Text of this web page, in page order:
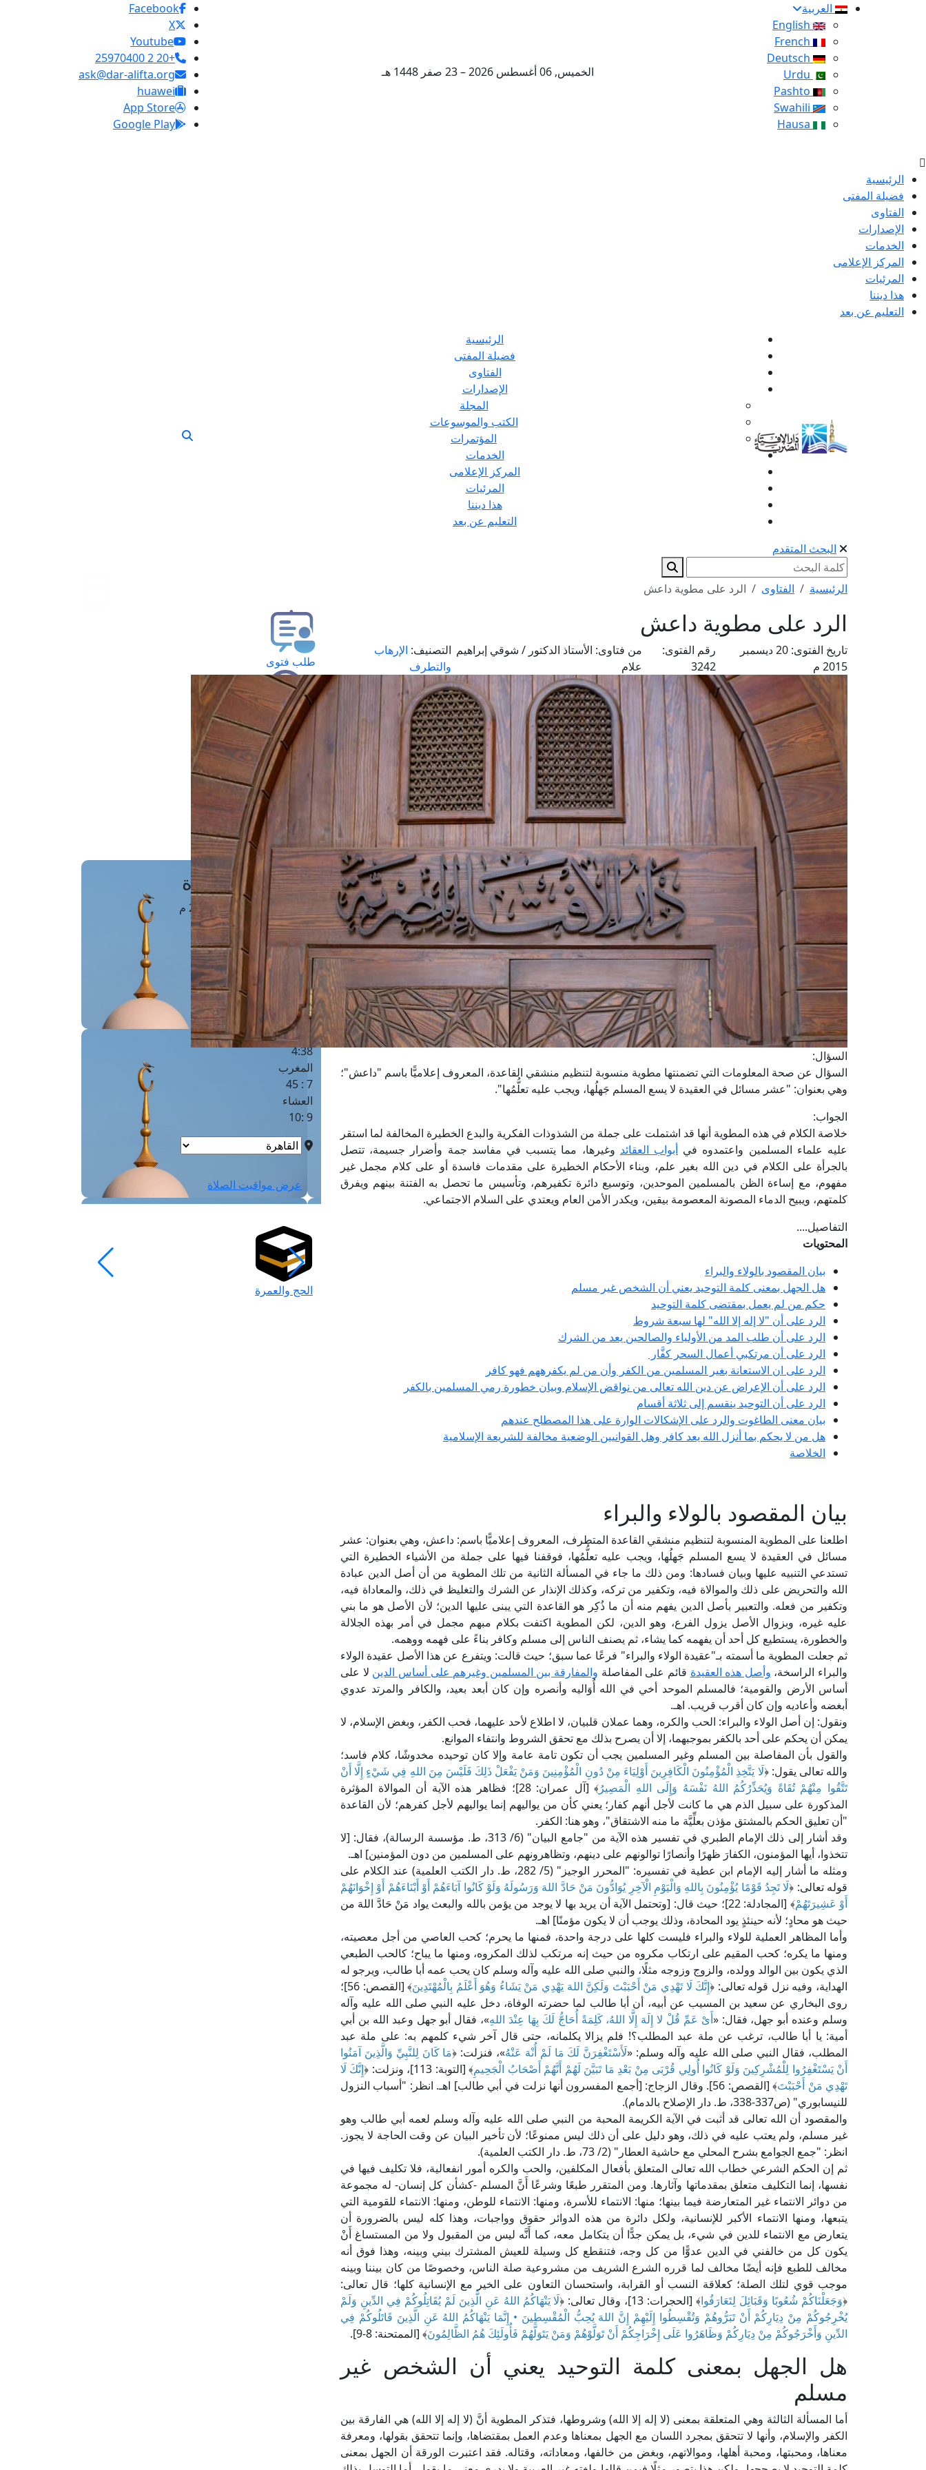
العربية
الخميس, 06 أغسطس 2026 – 23 صفر 1448 هـ
Facebook
X
Youtube
+20 2 25970400
ask@dar-alifta.org
huawei
App Store
Google Play
الرئيسية
فضيلة المفتى
الفتاوى
الإصدارات
الخدمات
المركز الإعلامى
المرئيات
هذا ديننا
التعليم عن بعد
الرئيسية
فضيلة المفتى
الفتاوى
الإصدارات
المجلة
الكتب والموسوعات
المؤتمرات
الخدمات
المركز الإعلامى
المرئيات
هذا ديننا
التعليم عن بعد
البحث المتقدم
الرئيسية الفتاوى الرد على مطوية داعش
الرد على مطوية داعش
تاريخ الفتوى:
20 ديسمبر
2015 م
رقم الفتوى:
3242
من فتاوى: الأستاذ الدكتور / شوقي إبراهيم
علام
التصنيف: الإرهاب
والتطرف
السؤال:
السؤال عن صحة المعلومات التي تضمنتها مطوية منسوبة لتنظيم منشقي القاعدة، المعروف إعلاميًّا باسم "داعش"؛
وهي بعنوان: "عشر مسائل في العقيدة لا يسع المسلم جَهلُها، ويجب عليه تعلُّمُها".
الجواب:
خلاصة الكلام في هذه المطوية أنها قد اشتملت على جملة من الشذوذات الفكرية والبدع الخطيرة المخالفة لما استقر
عليه علماء المسلمين واعتمدوه في أبواب العقائد وغيرها، مما يتسبب في مفاسد جمة وأضرار جسيمة، تتصل
بالجرأة على الكلام في دين الله بغير علم، وبناء الأحكام الخطيرة على مقدمات فاسدة أو على كلام مجمل غير
مفهوم، مع إساءة الظن بالمسلمين الموحدين، وتوسيع دائرة تكفيرهم، وتأسيس ما تحصل به الفتنة بينهم ويفرق
كلمتهم، ويبيح الدماء المصونة المعصومة بيقين، ويكدر الأمن العام ويعتدي على السلام الاجتماعي.
التفاصيل....
المحتويات
بيان المقصود بالولاء والبراء
هل الجهل بمعنى كلمة التوحيد يعني أن الشخص غير مسلم
حكم من لم يعمل بمقتضى كلمة التوحيد
الرد على أن "لا إله إلا الله" لها سبعة شروط
الرد على أن طلب المد من الأولياء والصالحين يعد من الشرك
الرد على أن مرتكبي أعمال السحر كفَّار
الرد على ان الاستعانة بغير المسلمين من الكفر وأن من لم يكفرههم فهو كافر
الرد على أن الإعراض عن دين الله تعالى من نواقض الإسلام وبيان خطورة رمي المسلمين بالكفر
الرد على أن التوحيد ينقسم إلى ثلاثة أقسام
بيان معنى الطاغوت والرد على الإشكالات الوارة على هذا المصطلح عندهم
هل من لا يحكم بما أنزل الله يعد كافر وهل القوانيين الوضعية مخالفة للشريعة الإسلامية
الخلاصة
بيان المقصود بالولاء والبراء
اطلعنا على المطوية المنسوبة لتنظيم منشقي القاعدة المتطرف، المعروف إعلاميًّا باسم: داعش، وهي بعنوان: عشر
مسائل في العقيدة لا يسع المسلم جَهلُها، ويجب عليه تعلُّمُها، فوقفنا فيها على جملة من الأشياء الخطيرة التي
تستدعي التنبيه عليها وبيان فسادها: ومن ذلك ما جاء في المسألة الثانية من تلك المطوية من أن أصل الدين عبادة
الله والتحريض على ذلك والموالاة فيه، وتكفير من تركه، وكذلك الإنذار عن الشرك والتغليظ في ذلك، والمعاداة فيه،
وتكفير من فعله. والتعبير بأصل الدين يفهم منه أن ما ذُكِر هو القاعدة التي يبنى عليها الدين؛ لأن الأصل هو ما بني
عليه غيره، وبزوال الأصل يزول الفرع، وهو الدين، لكن المطوية اكتفت بكلام مبهم مجمل في أمر بهذه الجلالة
والخطورة، يستطيع كل أحد أن يفهمه كما يشاء، ثم يصنف الناس إلى مسلم وكافر بناءً على فهمه ووهمه.
ثم جعلت المطوية ما أسمته بـ"عقيدة الولاء والبراء" فرعًا عما سبق؛ حيث قالت: ويتفرع عن هذا الأصل عقيدة الولاء
والبراء الراسخة، وأصل هذه العقيدة قائم على المفاصلة والمفارقة بين المسلمين وغيرهم على أساس الدين لا على
أساس الأرض والقومية؛ فالمسلم الموحد أخي في الله أُوَاليه وأنصره وإن كان أبعد بعيد، والكافر والمرتد عدوي
أبغضه وأعاديه وإن كان أقرب قريب. اهـ.
ونقول: إن أصل الولاء والبراء: الحب والكره، وهما عملان قلبيان، لا اطلاع لأحد عليهما، فحب الكفر، وبغض الإسلام، لا
يمكن أن يحكم على أحد بالكفر بموجبهما، إلا أن يصرح بذلك مع تحقق الشروط وانتفاء الموانع.
والقول بأن المفاصلة بين المسلم وغير المسلمين يجب أن تكون تامة عامة وإلا كان توحيده مخدوشًا، كلام فاسد؛
والله تعالى يقول: ﴿لَا يَتَّخِذِ الْمُؤْمِنُونَ الْكَافِرِينَ أَوْلِيَاءَ مِنْ دُونِ الْمُؤْمِنِينَ وَمَنْ يَفْعَلْ ذَلِكَ فَلَيْسَ مِنَ اللهِ فِي شَيْءٍ إِلَّا أَنْ
تَتَّقُوا مِنْهُمْ تُقَاةً وَيُحَذِّرُكُمُ اللهُ نَفْسَهُ وَإِلَى اللهِ الْمَصِيرُ
﴾ [آل عمران: 28]؛ فظاهر هذه الآية أن الموالاة المؤثرة
المذكورة على سبيل الذم هي ما كانت لأجل أنهم كفار؛ يعني كأن من يواليهم إنما يواليهم لأجل كفرهم؛ لأن القاعدة
"أن تعليق الحكم بالمشتق مؤذن بعلِّيَّة ما منه الاشتقاق"، وهو هنا: الكفر.
وقد أشار إلى ذلك الإمام الطبري في تفسير هذه الآية من "جامع البيان" (6/ 313، ط. مؤسسة الرسالة)، فقال: [لا
تتخذوا، أيها المؤمنون، الكفارَ ظهرًا وأنصارًا توالونهم على دينهم، وتظاهرونهم على المسلمين من دون المؤمنين] اهـ.
ومثله ما أشار إليه الإمام ابن عطية في تفسيره: "المحرر الوجيز" (5/ 282، ط. دار الكتب العلمية) عند الكلام على
قوله تعالى: ﴿لَا تَجِدُ قَوْمًا يُؤْمِنُونَ بِاللهِ وَالْيَوْمِ الْآخِرِ يُوَادُّونَ مَنْ حَادَّ اللهَ وَرَسُولَهُ وَلَوْ كَانُوا آبَاءَهُمْ أَوْ أَبْنَاءَهُمْ أَوْ إِخْوَانَهُمْ
أَوْ عَشِيرَتَهُمْ
﴾ [المجادلة: 22]؛ حيث قال: [وتحتمل الآية أن يريد بها لا يوجد من يؤمن بالله والبعث يواد مَنْ حَادَّ اللهَ من
حيث هو محادٍ؛ لأنه حينئذٍ يود المحادة، وذلك يوجب أن لا يكون مؤمنًا] اهـ.
وأما المظاهر العملية للولاء والبراء فليست كلها على درجة واحدة، فمنها ما يحرم؛ كحب العاصي من أجل معصيته،
ومنها ما يكره؛ كحب المقيم على ارتكاب مكروه من حيث إنه مرتكب لذلك المكروه، ومنها ما يباح؛ كالحب الطبعي
الذي يكون بين الوالد وولده، والزوج وزوجه مثلًا، والنبي صلى الله عليه وآله وسلم كان يحب عمه أبا طالب، ويرجو له
الهداية، وفيه نزل قوله تعالى: ﴿إِنَّكَ لَا تَهْدِي مَنْ أَحْبَبْتَ وَلَكِنَّ اللهَ يَهْدِي مَنْ يَشَاءُ وَهُوَ أَعْلَمُ بِالْمُهْتَدِينَ
﴾ [القصص: 56]؛
روى البخاري عن سعيد بن المسيب عن أبيه، أن أبا طالب لما حضرته الوفاة، دخل عليه النبي صلى الله عليه وآله
وسلم وعنده أبو جهل، فقال: «أَىْ عَمِّ قُلْ لا إِلَهَ إِلَّا اللهُ، كَلِمَةً أُحَاجُّ لَكَ بِهَا عِنْدَ اللهِ»، فقال أبو جهل وعبد الله بن أبي
أمية: يا أبا طالب، ترغب عن ملة عبد المطلب؟! فلم يزالا يكلمانه، حتى قال آخر شيء كلمهم به: على ملة عبد
المطلب، فقال النبي صلى الله عليه وآله وسلم: «لَأَسْتَغْفِرَنَّ لَكَ مَا لَمْ أُنْهَ عَنْهُ»، فنزلت: ﴿مَا كَانَ لِلنَّبِيِّ وَالَّذِينَ آمَنُوا
أَنْ يَسْتَغْفِرُوا لِلْمُشْرِكِينَ وَلَوْ كَانُوا أُولِي قُرْبَى مِنْ بَعْدِ مَا تَبَيَّنَ لَهُمْ أَنَّهُمْ أَصْحَابُ الْجَحِيمِ﴾ [التوبة: 113]، ونزلت: ﴿
إِنَّكَ لَا
تَهْدِي مَنْ أَحْبَبْتَ
﴾ [القصص: 56]. وقال الزجاج: [أجمع المفسرون أنها نزلت في أبي طالب] اهـ. انظر: "أسباب النزول
للنيسابوري" (ص337-338، ط. دار الإصلاح بالدمام).
والمقصود أن الله تعالى قد أثبت في الآية الكريمة المحبة من النبي صلى الله عليه وآله وسلم لعمه أبي طالب وهو
غير مسلم، ولم يعتب عليه في ذلك، وهو دليل على أن ذلك ليس ممنوعًا؛ لأن تأخير البيان عن وقت الحاجة لا يجوز.
انظر: "جمع الجوامع بشرح المحلي مع حاشية العطار" (2/ 73، ط. دار الكتب العلمية).
ثم إن الحكم الشرعي خطاب الله تعالى المتعلق بأفعال المكلفين، والحب والكره أمور انفعالية، فلا تكليف فيها في
نفسها، إنما التكليف متعلق بمقدماتها وآثارها. ومن المتقرر طبعًا وشرعًا أَنَّ المسلم -كشأن كل إنسان- له مجموعة
من دوائر الانتماء غير المتعارضة فيما بينها؛ منها: الانتماء للأسرة، ومنها: الانتماء للوطن، ومنها: الانتماء للقومية التي
يتبعها، ومنها الانتماء الأكبر للإنسانية، ولكل دائرة من هذه الدوائر حقوق وواجبات، وهذا كله ليس بالضرورة أن
يتعارض مع الانتماء للدين في شيء، بل يمكن جدًّا أن يتكامل معه، كما أَنَّه ليس من المقبول ولا من المستساغ أَنْ
يكون كل من خالفني في الدين عدوًّا من كل وجه، فتنقطع كل وسيلة للعيش المشترك بيني وبينه، وهذا فوق أنه
مخالف للطبع فإنه أيضًا مخالف لما قرره الشرع الشريف من مشروعية صلة الناس، وخصوصًا من كان بيننا وبينه
موجب قوي لتلك الصلة؛ كعلاقة النسب أو القرابة، واستحسان التعاون على الخير مع الإنسانية كلها؛ قال تعالى:
﴿وَجَعَلْنَاكُمْ شُعُوبًا وَقَبَائِلَ لِتَعَارَفُوا﴾ [الحجرات: 13]، وقال تعالى: ﴿
لَا يَنْهَاكُمُ اللهُ عَنِ الَّذِينَ لَمْ يُقَاتِلُوكُمْ فِي الدِّينِ وَلَمْ
يُخْرِجُوكُمْ مِنْ دِيَارِكُمْ أَنْ تَبَرُّوهُمْ وَتُقْسِطُوا إِلَيْهِمْ إِنَّ اللهَ يُحِبُّ الْمُقْسِطِينَ • إِنَّمَا يَنْهَاكُمُ اللهُ عَنِ الَّذِينَ قَاتَلُوكُمْ فِي
الدِّينِ وَأَخْرَجُوكُمْ مِنْ دِيَارِكُمْ وَظَاهَرُوا عَلَى إِخْرَاجِكُمْ أَنْ تَوَلَّوْهُمْ وَمَنْ يَتَوَلَّهُمْ فَأُولَئِكَ هُمُ الظَّالِمُونَ﴾ [الممتحنة: 8-9].
هل الجهل بمعنى كلمة التوحيد يعني أن الشخص غير
مسلم
أما المسألة الثالثة وهي المتعلقة بمعنى (لا إله إلا الله) وشروطها، فتذكر المطوية أنَّ (لا إله إلا الله) هي الفارقة بين
الكفر والإسلام، وأنها لا تتحقق بمجرد اللسان مع الجهل بمعناها وعدم العمل بمقتضاها، وإنما تتحقق بقولها، ومعرفة
معناها، ومحبتها، ومحبة أهلها، وموالاتهم، وبغض من خالفها، ومعاداته، وقتاله. فقد اعتبرت الورقة أن الجهل بمعنى
طلب فتوى
استعلام عن فتوى
حجز موعد
الفتوى الهاتفية
مَواقِيتُ الصَّـــلاة
القاهرة · 06 أغسطس 2026 م
4 :40
الشروق
6 :17
الظهر
1 : 1
العصر
4:38
المغرب
7 : 45
العشاء
9 :10
عرض مواقيت الصلاة
الحج والعمرة